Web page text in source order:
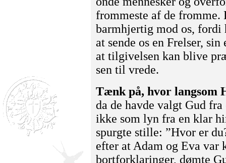
frommeste af de fromme.
barmhjertig mod os, fordi
at sende os en Frelser,
at tilgivelsen kan blive
sen til vrede.
Tænk på, hvor langsom
da de havde valgt Gud
ikke som lyn fra en klar
spurgte stille: ”Hvor er
efter at Adam og Eva var
bortforklaringer, dømte